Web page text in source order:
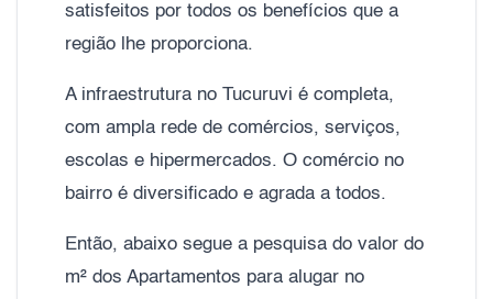
satisfeitos por todos os benefícios que a
região lhe proporciona.
A infraestrutura no Tucuruvi é completa,
com ampla rede de comércios, serviços,
escolas e hipermercados. O comércio no
bairro é diversificado e agrada a todos.
Então, abaixo segue a pesquisa do valor do
m² dos Apartamentos para alugar no